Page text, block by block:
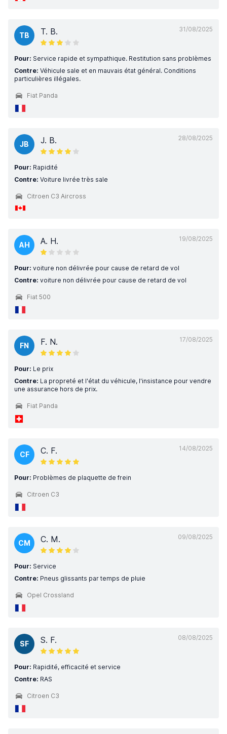
31/08/2025
TB T. B.
Pour: Service rapide et sympathique. Restitution sans problèmes
Contre: Véhicule sale et en mauvais état général. Conditions
particulières illégales.
Fiat Panda
28/08/2025
JB J. B.
Pour: Rapidité
Contre: Voiture livrée très sale
Citroen C3 Aircross
19/08/2025
AH A. H.
Pour: voiture non délivrée pour cause de retard de vol
Contre: voiture non délivrée pour cause de retard de vol
Fiat 500
17/08/2025
FN F. N.
Pour: Le prix
Contre: La propreté et l'état du véhicule, l'insistance pour vendre
une assurance hors de prix.
Fiat Panda
14/08/2025
CF C. F.
Pour: Problèmes de plaquette de frein
Citroen C3
09/08/2025
CM C. M.
Pour: Service
Contre: Pneus glissants par temps de pluie
Opel Crossland
08/08/2025
SF S. F.
Pour: Rapidité, efficacité et service
Contre: RAS
Citroen C3